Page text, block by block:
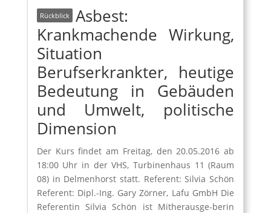
Asbest:
Krankmachende Wirkung,
Situation
Berufserkrankter, heutige
Bedeutung in Gebäuden
und Umwelt, politische
Dimension
Der Kurs findet am Freitag, den 20.05.2016 ab
18:00 Uhr in der VHS, Turbinenhaus 11 (Raum
08) in Delmenhorst statt. Referent: Silvia Schön
Referent: Dipl.-Ing. Gary Zörner, Lafu GmbH Die
Referentin Silvia Schön ist Mitherausge-berin